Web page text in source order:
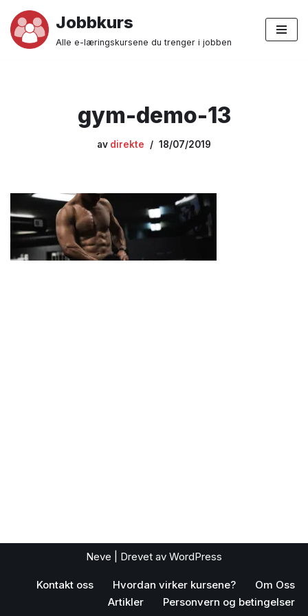
Hopp
Jobbkurs
Alle e-læringskursene du trenger i jobben
gym-demo-13
av direkte 18/07/2019
Neve | Drevet av WordPress
Kontakt oss Hvordan virker kursene?
Om Oss
Artikler
Personvern og betingelser